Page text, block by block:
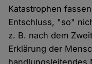
Katastrophen
Entschluss, "so"
z. B. nach dem
Erklärung der